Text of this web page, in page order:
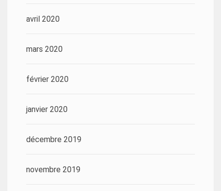
avril 2020
mars 2020
février 2020
janvier 2020
décembre 2019
novembre 2019